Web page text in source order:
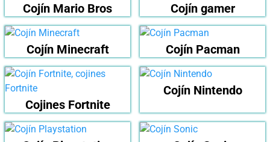
Cojín Mario Bros Cojín gamer
Cojín Minecraft Cojín Pacman
Cojines Fortnite
Cojín Nintendo